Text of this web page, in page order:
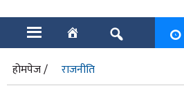
होमपेज / राजनीति